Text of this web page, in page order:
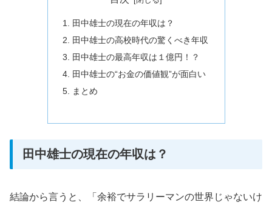
田中雄士の現在の年収は？
田中雄士の高校時代の驚くべき年収
田中雄士の最高年収は１億円！？
田中雄士の“お金の価値観”が面白い
まとめ
田中雄士の現在の年収は？
結論から言うと、「余裕でサラリーマンの世界じゃないけ